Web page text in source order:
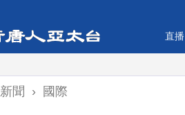
直播
新聞 › 國際